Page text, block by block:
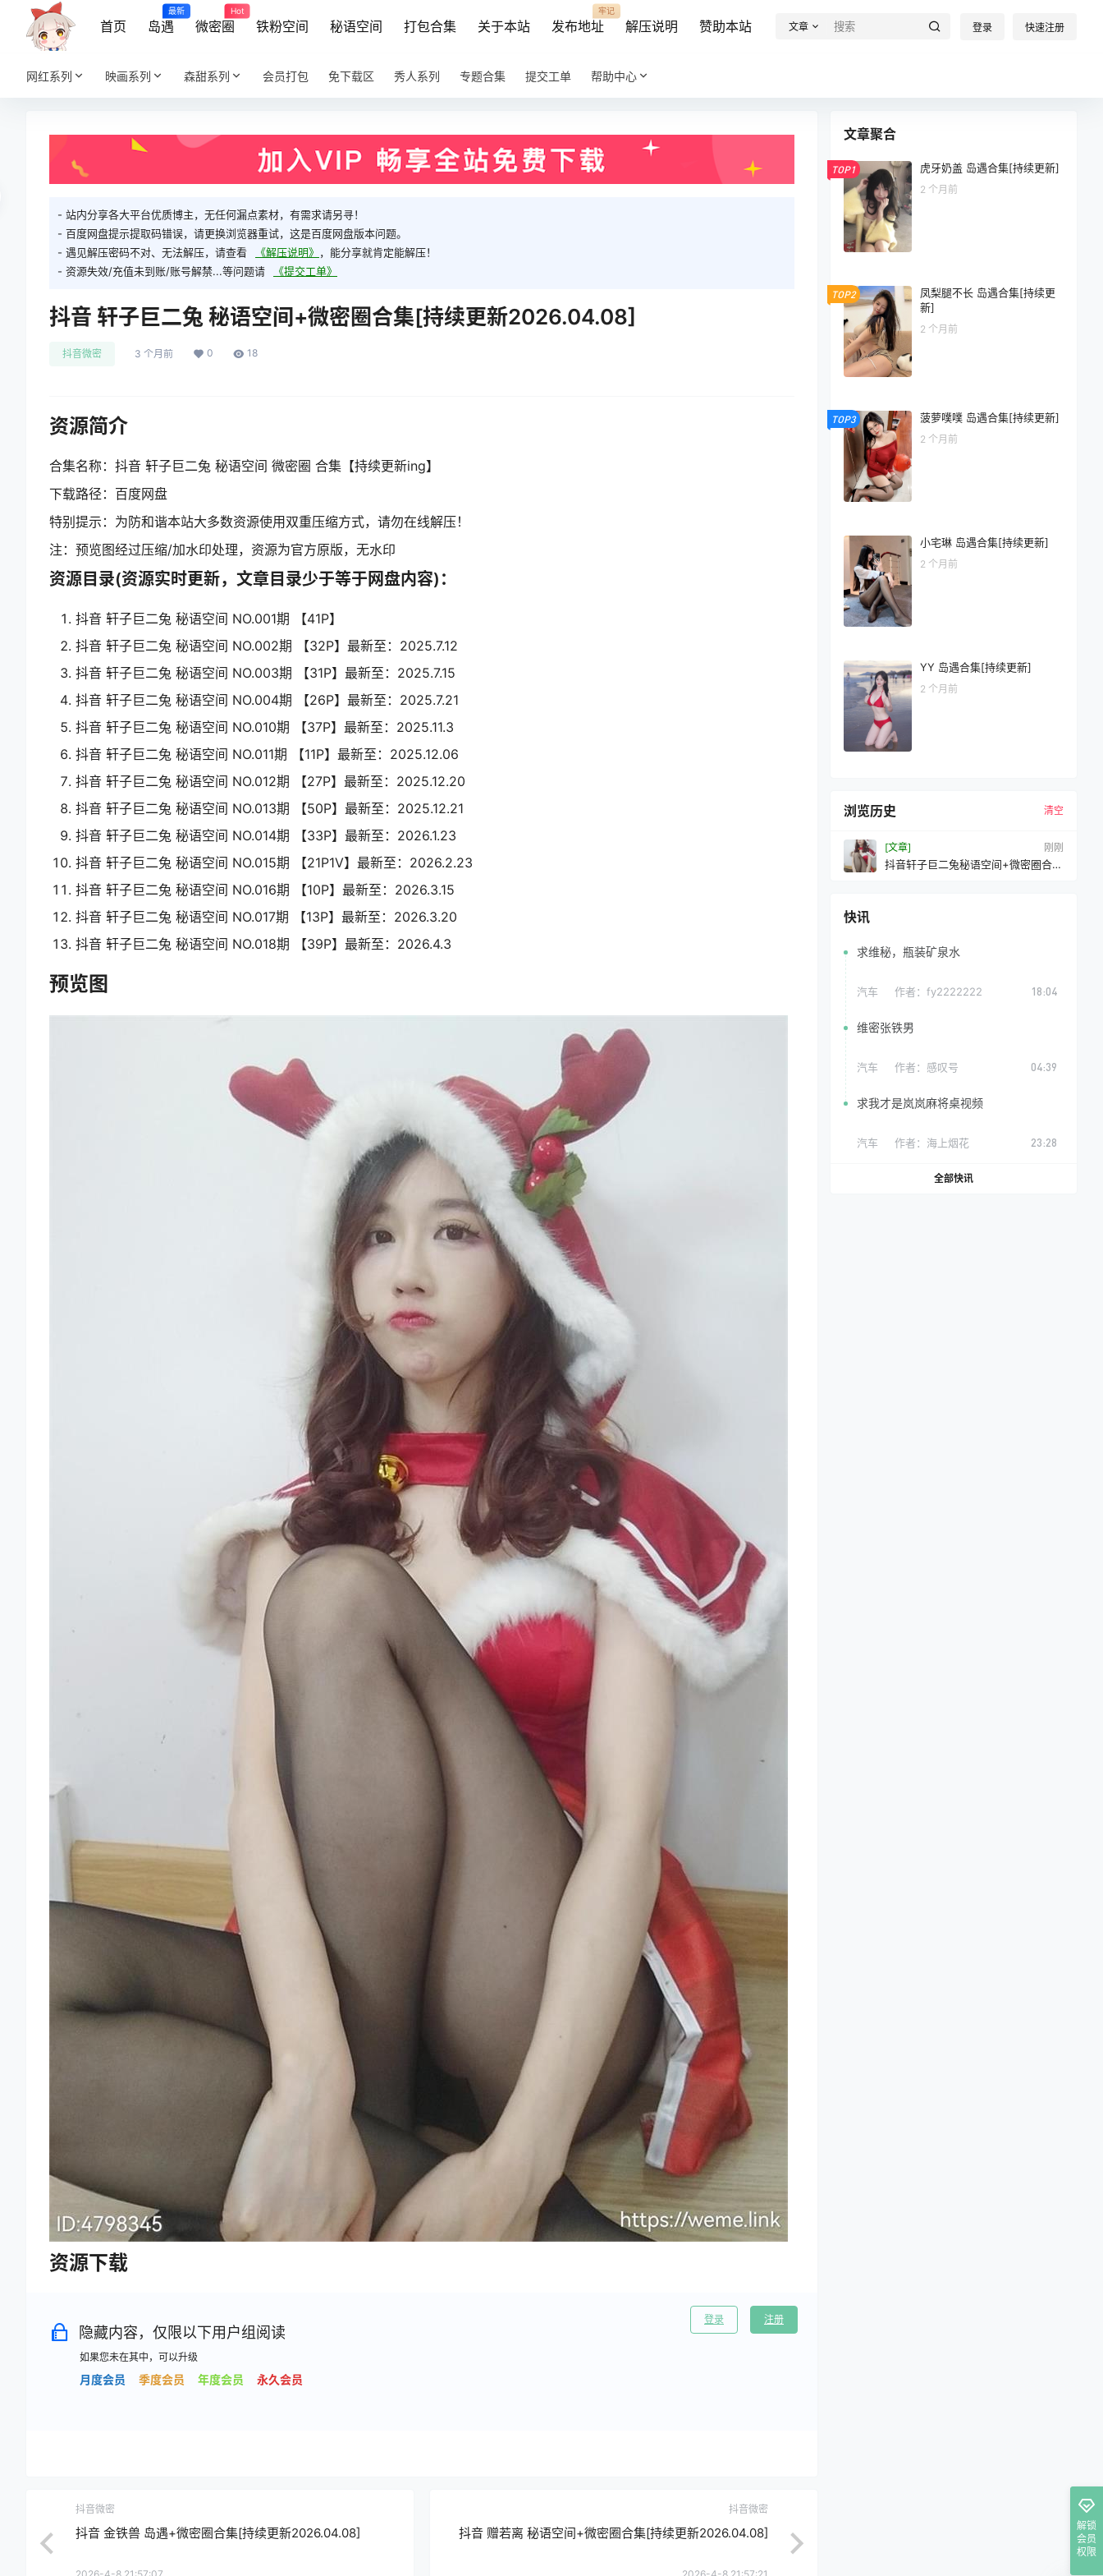
首页 岛遇
最新
微密圈
Hot
铁粉空间 秘语空间 打包合集 关于本站 发布地址
牢记
解压说明 赞助本站 文章 登录 快速注册
网红系列 映画系列 森甜系列 会员打包 免下载区 秀人系列 专题合集 提交工单 帮助中心
- 站内分享各大平台优质博主，无任何漏点素材，有需求请另寻！
- 百度网盘提示提取码错误，请更换浏览器重试，这是百度网盘版本问题。
- 遇见解压密码不对、无法解压，请查看
《解压说明》 ，能分享就肯定能解压！
- 资源失效/充值未到账/账号解禁...等问题请
《提交工单》
抖音 轩子巨二兔 秘语空间+微密圈合集[持续更新2026.04.08]
抖音微密 3 个月前 0 18
资源简介
合集名称：抖音 轩子巨二兔 秘语空间 微密圈 合集【持续更新ing】
下载路径：百度网盘
特别提示：为防和谐本站大多数资源使用双重压缩方式，请勿在线解压！
注：预览图经过压缩/加水印处理，资源为官方原版，无水印
资源目录(资源实时更新，文章目录少于等于网盘内容)：
抖音 轩子巨二兔 秘语空间 NO.001期 【41P】
抖音 轩子巨二兔 秘语空间 NO.002期 【32P】最新至：2025.7.12
抖音 轩子巨二兔 秘语空间 NO.003期 【31P】最新至：2025.7.15
抖音 轩子巨二兔 秘语空间 NO.004期 【26P】最新至：2025.7.21
抖音 轩子巨二兔 秘语空间 NO.010期 【37P】最新至：2025.11.3
抖音 轩子巨二兔 秘语空间 NO.011期 【11P】最新至：2025.12.06
抖音 轩子巨二兔 秘语空间 NO.012期 【27P】最新至：2025.12.20
抖音 轩子巨二兔 秘语空间 NO.013期 【50P】最新至：2025.12.21
抖音 轩子巨二兔 秘语空间 NO.014期 【33P】最新至：2026.1.23
抖音 轩子巨二兔 秘语空间 NO.015期 【21P1V】最新至：2026.2.23
抖音 轩子巨二兔 秘语空间 NO.016期 【10P】最新至：2026.3.15
抖音 轩子巨二兔 秘语空间 NO.017期 【13P】最新至：2026.3.20
抖音 轩子巨二兔 秘语空间 NO.018期 【39P】最新至：2026.4.3
预览图
资源下载
隐藏内容，仅限以下用户组阅读
如果您未在其中，可以升级
月度会员 季度会员 年度会员 永久会员
登录 注册
抖音微密
抖音 金铁兽 岛遇+微密圈合集[持续更新2026.04.08]
抖音微密
抖音 赠若离 秘语空间+微密圈合集[持续更新2026.04.08]
文章聚合
TOP1 虎牙奶盖 岛遇合集[持续更新]
2 个月前
TOP2
凤梨腿不长 岛遇合集[持续更
新]
2 个月前
TOP3 菠萝噗噗 岛遇合集[持续更新]
2 个月前
小宅琳 岛遇合集[持续更新]
2 个月前
YY 岛遇合集[持续更新]
2 个月前
浏览历史 清空
[文章] 刚刚
抖音轩子巨二兔秘语空间+微密圈合集
快讯
求维秘，瓶装矿泉水
汽车 作者： fy2222222 18:04
维密张铁男
汽车 作者： 感叹号 04:39
求我才是岚岚麻将桌视频
汽车 作者： 海上烟花 23:28
全部快讯
解锁
会员
权限